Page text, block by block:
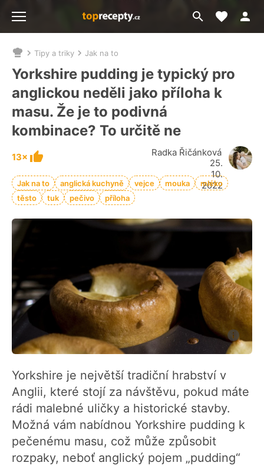
Přejít
na
Moje
Nacházíte
se
zde:
Tipy a triky Jak na to
Yorkshire pudding je typický pro
anglickou neděli jako příloha k
masu. Že je to podivná
kombinace? To určitě ne
13×
Radka Řičánková
25.
10.
2022
Jak na to anglická kuchyně vejce mouka
mléko
těsto
tuk pečivo příloha
Yorkshire je největší tradiční hrabství v
Anglii, které stojí za návštěvu, pokud máte
rádi malebné uličky a historické stavby.
Možná vám nabídnou Yorkshire pudding k
pečenému masu, což může způsobit
rozpaky, neboť anglický pojem „pudding“